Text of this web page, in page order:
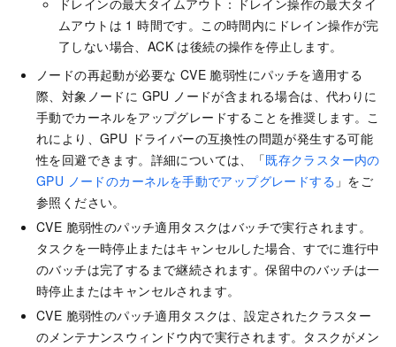
ドレインの最大タイムアウト：ドレイン操作の最大タイ
ムアウトは 1 時間です。この時間内にドレイン操作が完
了しない場合、ACK は後続の操作を停止します。
ノードの再起動が必要な CVE 脆弱性にパッチを適用する
際、対象ノードに GPU ノードが含まれる場合は、代わりに
手動でカーネルをアップグレードすることを推奨します。こ
れにより、GPU ドライバーの互換性の問題が発生する可能
性を回避できます。詳細については、「既存クラスター内の
GPU ノードのカーネルを手動でアップグレードする 」をご
参照ください。
CVE 脆弱性のパッチ適用タスクはバッチで実行されます。
タスクを一時停止またはキャンセルした場合、すでに進行中
のバッチは完了するまで継続されます。保留中のバッチは一
時停止またはキャンセルされます。
CVE 脆弱性のパッチ適用タスクは、設定されたクラスター
のメンテナンスウィンドウ内で実行されます。タスクがメン